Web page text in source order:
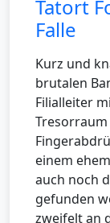
Tatort
Falle
Kurz und
brutalen
Filialleiter
einem
auch noch
gefunden
zweifelt an